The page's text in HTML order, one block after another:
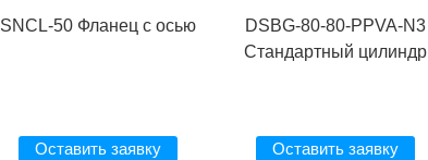
SNCL-50 Фланец с осью
Оставить заявку
DSBG-80-80-PPVA-N3
Стандартный цилиндр
Оставить заявку